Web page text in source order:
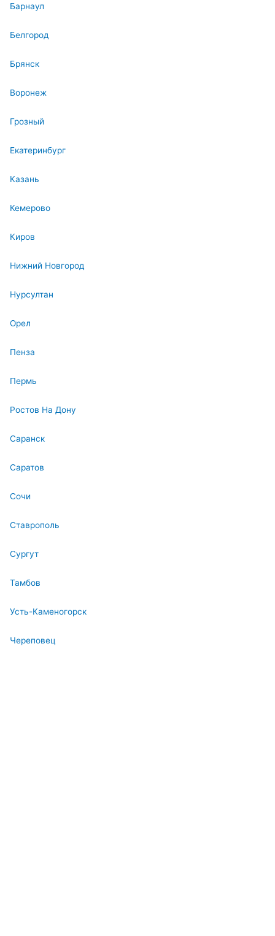
Барнаул
Белгород
Брянск
Воронеж
Грозный
Екатеринбург
Казань
Кемерово
Киров
Нижний Новгород
Нурсултан
Орел
Пенза
Пермь
Ростов На Дону
Саранск
Саратов
Сочи
Ставрополь
Сургут
Тамбов
Усть-Каменогорск
Череповец